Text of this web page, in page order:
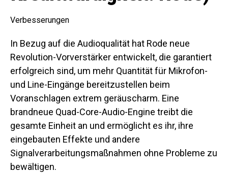
Verbesserungen
In Bezug auf die Audioqualität hat Rode neue
Revolution-Vorverstärker entwickelt, die garantiert
erfolgreich sind, um mehr Quantität für Mikrofon-
und Line-Eingänge bereitzustellen beim
Voranschlagen extrem geräuscharm. Eine
brandneue Quad-Core-Audio-Engine treibt die
gesamte Einheit an und ermöglicht es ihr, ihre
eingebauten Effekte und andere
Signalverarbeitungsmaßnahmen ohne Probleme zu
bewältigen.